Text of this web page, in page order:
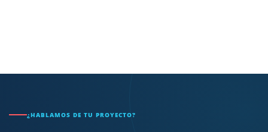
¿HABLAMOS DE TU PROYECTO?